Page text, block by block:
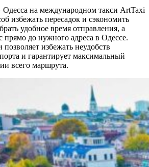
на международном такси ArtTaxi
избежать пересадок и сэкономить
удобное время отправления, а
прямо до нужного адреса в Одессе.
избежать неудобств
и гарантирует максимальный
всего маршрута.